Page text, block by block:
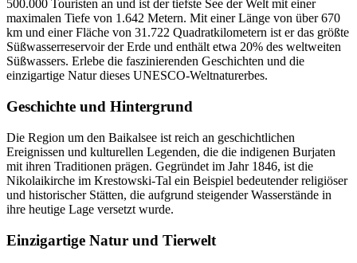
500.000 Touristen an und ist der tiefste See der Welt mit einer
maximalen Tiefe von 1.642 Metern. Mit einer Länge von über 670
km und einer Fläche von 31.722 Quadratkilometern ist er das größte
Süßwasserreservoir der Erde und enthält etwa 20% des weltweiten
Süßwassers. Erlebe die faszinierenden Geschichten und die
einzigartige Natur dieses UNESCO-Weltnaturerbes.
Geschichte und Hintergrund
Die Region um den Baikalsee ist reich an geschichtlichen
Ereignissen und kulturellen Legenden, die die indigenen Burjaten
mit ihren Traditionen prägen. Gegründet im Jahr 1846, ist die
Nikolaikirche im Krestowski-Tal ein Beispiel bedeutender religiöser
und historischer Stätten, die aufgrund steigender Wasserstände in
ihre heutige Lage versetzt wurde.
Einzigartige Natur und Tierwelt